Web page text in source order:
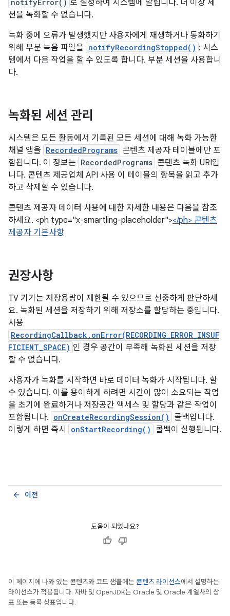
notifyError() 로 설정하여 시스템에 알립니다. 더 이상 세
션을 녹화할 수 없습니다.
녹화 중에 오류가 발생했지만 사용자에게 재생하거나 통화하기
위해 부분 녹음 파일을 notifyRecordingStopped() : 시스
템에서 다음 작업을 할 수 있도록 합니다. 부분 세션을 사용합니
다.
녹화된 세션 관리
시스템은 모든 활동에서 기록된 모든 세션에 대해 녹화 가능한
채널 앱을 RecordedPrograms 콘텐츠 제공자 테이블에만 포
함됩니다. 이 정보는 RecordedPrograms 콘텐츠 녹화 URI입
니다. 콘텐츠 제공업체 API 사용 이 테이블의 항목을 읽고 추가
하고 삭제할 수 있습니다.
콘텐츠 제공자 데이터 사용에 대한 자세한 내용은 다음을 참조
하세요. <ph type="x-smartling-placeholder"></ph> 콘텐츠
제공자 기본사항
권장사항
TV 기기는 저장용량이 제한될 수 있으므로 신중하게 판단하세
요. 녹화된 세션을 저장하기 위해 저장소를 할당하는 중입니다.
사용
RecordingCallback.onError(RECORDING_ERROR_INSUF
FICIENT_SPACE) 인 경우 공간이 부족해 녹화된 세션을 저장
할 수 없습니다.
사용자가 녹화를 시작하면 바로 데이터 녹화가 시작됩니다. 할
수 있습니다. 이를 용이하게 하려면 시간이 많이 소요되는 작업
을 초기에 완료하거나 저장공간 액세스 및 할당과 같은 작업이
포함됩니다. onCreateRecordingSession()
콜백입니다.
이렇게 하면 즉시
onStartRecording() 콜백이 실행됩니다.
이전
arrow_back
도움이 되었나요?
이 페이지에 나와 있는 콘텐츠와 코드 샘플에는 콘텐츠 라이선스에서 설명하는
라이선스가 적용됩니다. 자바 및 OpenJDK는 Oracle 및 Oracle 계열사의 상
표 또는 등록 상표입니다.